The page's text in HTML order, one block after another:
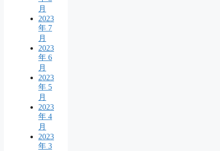
月
2023
年 7
月
2023
年 6
月
2023
年 5
月
2023
年 4
月
2023
年 3